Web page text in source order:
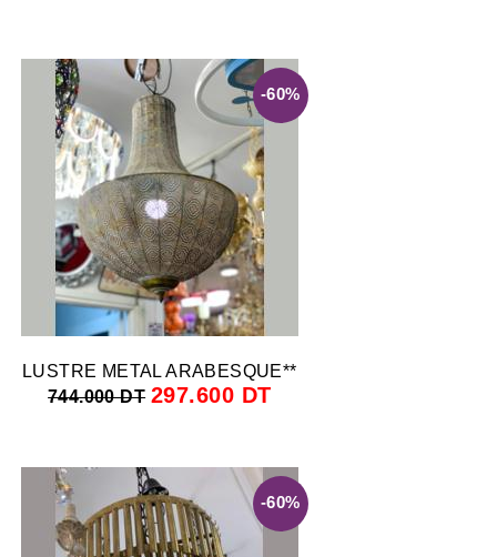
-60%
LUSTRE METAL ARABESQUE**
744.000 DT 297.600 DT
-60%